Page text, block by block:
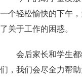
一个轻松愉快的下午
了关于工作的困惑。
会后家长和学生
们，我们会尽全力帮